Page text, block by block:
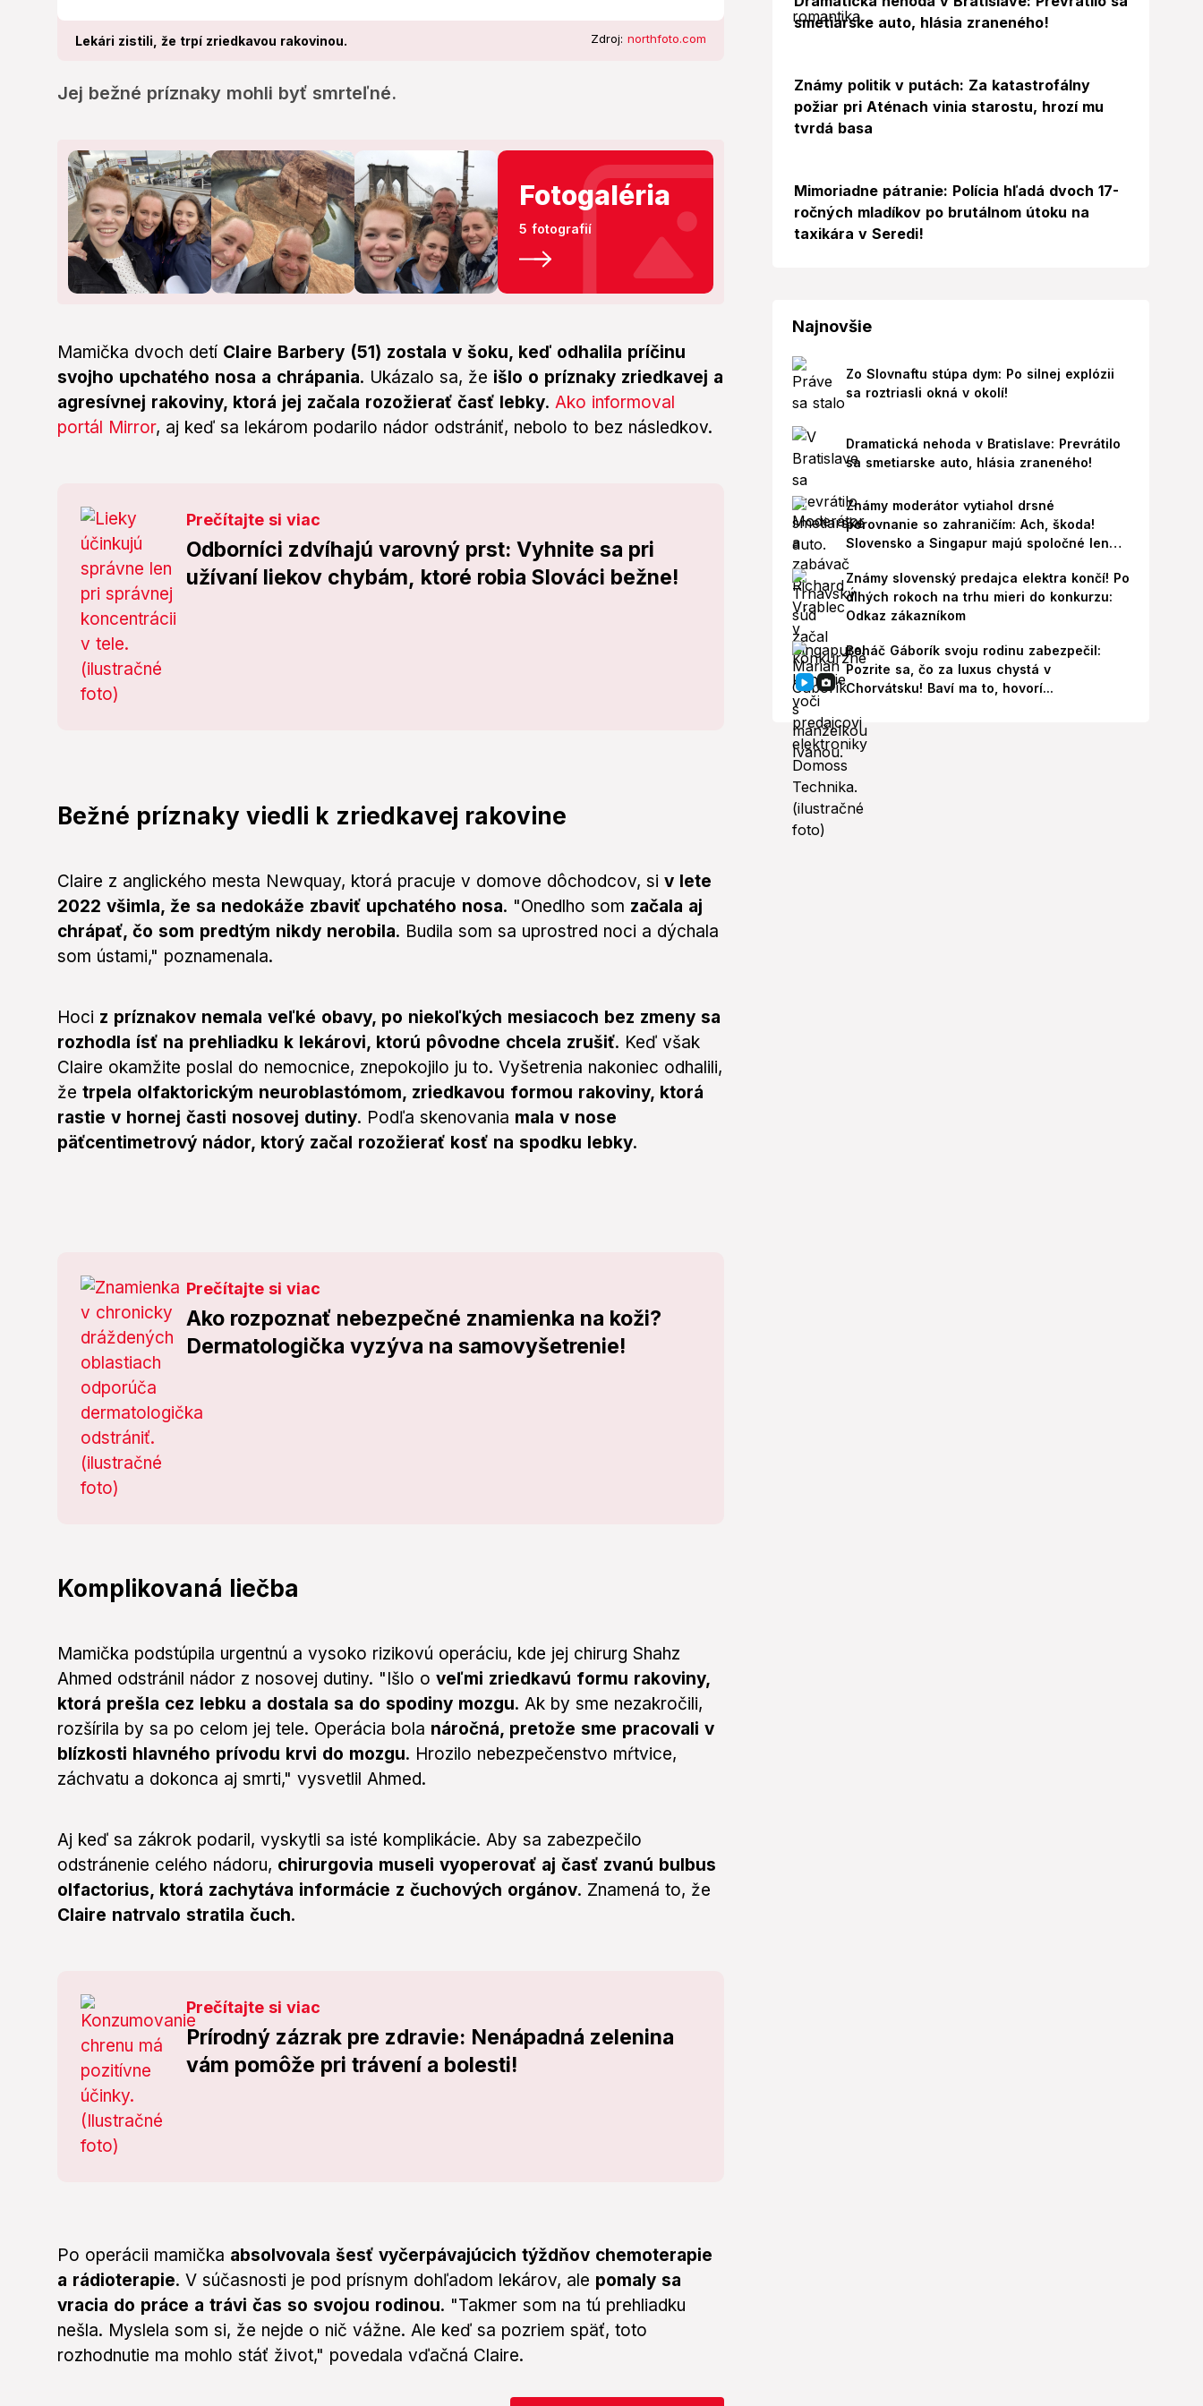
Lekári zistili, že trpí zriedkavou rakovinou. Zdroj: northfoto.com
Jej bežné príznaky mohli byť smrteľné.
Fotogaléria
5 fotografií
Mamička dvoch detí Claire Barbery (51) zostala v šoku, keď odhalila príčinu
svojho upchatého nosa a chrápania. Ukázalo sa, že išlo o príznaky zriedkavej a
agresívnej rakoviny, ktorá jej začala rozožierať časť lebky. Ako informoval
portál Mirror, aj keď sa lekárom podarilo nádor odstrániť, nebolo to bez následkov.
Prečítajte si viac
Odborníci zdvíhajú varovný prst: Vyhnite sa pri
užívaní liekov chybám, ktoré robia Slováci bežne!
Bežné príznaky viedli k zriedkavej rakovine
Claire z anglického mesta Newquay, ktorá pracuje v domove dôchodcov, si v lete
2022 všimla, že sa nedokáže zbaviť upchatého nosa. "Onedlho som začala aj
chrápať, čo som predtým nikdy nerobila. Budila som sa uprostred noci a dýchala
som ústami," poznamenala.
Hoci z príznakov nemala veľké obavy, po niekoľkých mesiacoch bez zmeny sa
rozhodla ísť na prehliadku k lekárovi, ktorú pôvodne chcela zrušiť. Keď však
Claire okamžite poslal do nemocnice, znepokojilo ju to. Vyšetrenia nakoniec odhalili,
že trpela olfaktorickým neuroblastómom, zriedkavou formou rakoviny, ktorá
rastie v hornej časti nosovej dutiny. Podľa skenovania mala v nose
päťcentimetrový nádor, ktorý začal rozožierať kosť na spodku lebky.
Prečítajte si viac
Ako rozpoznať nebezpečné znamienka na koži?
Dermatologička vyzýva na samovyšetrenie!
Komplikovaná liečba
Mamička podstúpila urgentnú a vysoko rizikovú operáciu, kde jej chirurg Shahz
Ahmed odstránil nádor z nosovej dutiny. "Išlo o veľmi zriedkavú formu rakoviny,
ktorá prešla cez lebku a dostala sa do spodiny mozgu. Ak by sme nezakročili,
rozšírila by sa po celom jej tele. Operácia bola náročná, pretože sme pracovali v
blízkosti hlavného prívodu krvi do mozgu. Hrozilo nebezpečenstvo mŕtvice,
záchvatu a dokonca aj smrti," vysvetlil Ahmed.
Aj keď sa zákrok podaril, vyskytli sa isté komplikácie. Aby sa zabezpečilo
odstránenie celého nádoru, chirurgovia museli vyoperovať aj časť zvanú bulbus
olfactorius, ktorá zachytáva informácie z čuchových orgánov. Znamená to, že
Claire natrvalo stratila čuch.
Prečítajte si viac
Prírodný zázrak pre zdravie: Nenápadná zelenina
vám pomôže pri trávení a bolesti!
Po operácii mamička absolvovala šesť vyčerpávajúcich týždňov chemoterapie
a rádioterapie. V súčasnosti je pod prísnym dohľadom lekárov, ale pomaly sa
vracia do práce a trávi čas so svojou rodinou. "Takmer som na tú prehliadku
nešla. Myslela som si, že nejde o nič vážne. Ale keď sa pozriem späť, toto
rozhodnutie ma mohlo stáť život," povedala vďačná Claire.
smetiarske auto, hlásia zraneného!
Známy politik v putách: Za katastrofálny
požiar pri Aténach vinia starostu, hrozí mu
tvrdá basa
Mimoriadne pátranie: Polícia hľadá dvoch 17-
ročných mladíkov po brutálnom útoku na
taxikára v Seredi!
Najnovšie
Zo Slovnaftu stúpa dym: Po silnej explózii
sa roztriasli okná v okolí!
Dramatická nehoda v Bratislave: Prevrátilo
sa smetiarske auto, hlásia zraneného!
Známy moderátor vytiahol drsné
porovnanie so zahraničím: Ach, škoda!
Slovensko a Singapur majú spoločné len
jedno
Známy slovenský predajca elektra končí! Po
dlhých rokoch na trhu mieri do konkurzu:
Odkaz zákazníkom
Boháč Gáborík svoju rodinu zabezpečil:
Pozrite sa, čo za luxus chystá v
Chorvátsku! Baví ma to, hovorí...